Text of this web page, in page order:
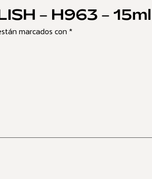
– H963 –
marcados con *